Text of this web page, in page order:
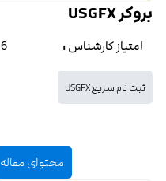
بروکر USGFX
امتیاز کارشناس : 6
ثبت نام سریع USGFX
محتوای مقاله